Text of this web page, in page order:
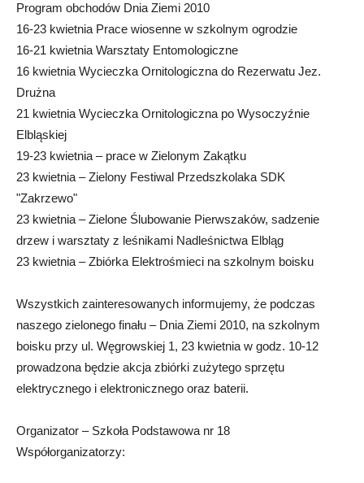
Program obchodów Dnia Ziemi 2010
16-23 kwietnia Prace wiosenne w szkolnym ogrodzie
16-21 kwietnia Warsztaty Entomologiczne
16 kwietnia Wycieczka Ornitologiczna do Rezerwatu Jez.
Drużna
21 kwietnia Wycieczka Ornitologiczna po Wysoczyźnie
Elbląskiej
19-23 kwietnia – prace w Zielonym Zakątku
23 kwietnia – Zielony Festiwal Przedszkolaka SDK
"Zakrzewo"
23 kwietnia – Zielone Ślubowanie Pierwszaków, sadzenie
drzew i warsztaty z leśnikami Nadleśnictwa Elbląg
23 kwietnia – Zbiórka Elektrośmieci na szkolnym boisku
Wszystkich zainteresowanych informujemy, że podczas
naszego zielonego finału – Dnia Ziemi 2010, na szkolnym
boisku przy ul. Węgrowskiej 1, 23 kwietnia w godz. 10-12
prowadzona będzie akcja zbiórki zużytego sprzętu
elektrycznego i elektronicznego oraz baterii.
Organizator – Szkoła Podstawowa nr 18
Współorganizatorzy: